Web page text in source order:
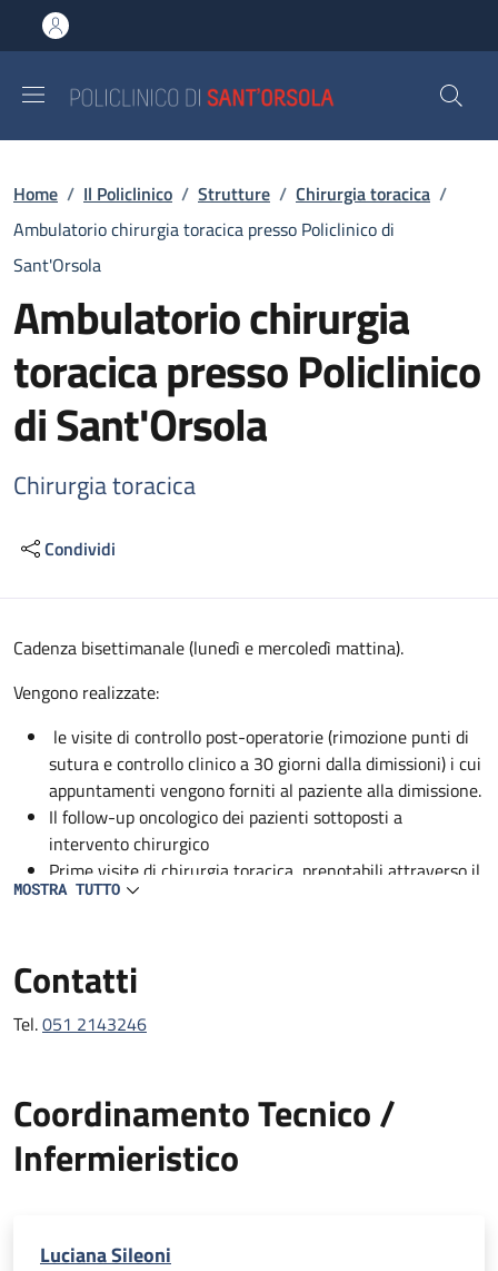
al contenuto principale
to footer content
Briciole di pane
Home / Il Policlinico / Strutture / Chirurgia toracica /
Ambulatorio chirurgia toracica presso Policlinico di
Sant'Orsola
Ambulatorio chirurgia
toracica presso Policlinico
di Sant'Orsola
Chirurgia toracica
Condividi
Descrizione
Cadenza bisettimanale (lunedì e mercoledì mattina).
Vengono realizzate:
le visite di controllo post-operatorie (rimozione punti di
sutura e controllo clinico a 30 giorni dalla dimissioni) i cui
appuntamenti vengono forniti al paziente alla dimissione.
Il follow-up oncologico dei pazienti sottoposti a
intervento chirurgico
Prime visite di chirurgia toracica, prenotabili attraverso il
CUP.
MOSTRA TUTTO
Contatti
Tel.051 2143246
Coordinamento Tecnico /
Infermieristico
Luciana Sileoni